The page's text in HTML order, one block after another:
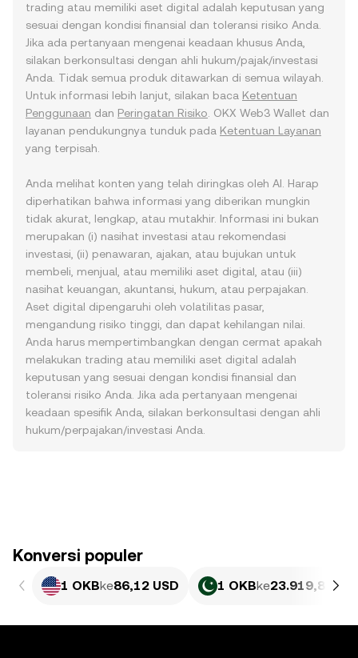
trading atau memiliki aset digital adalah keputusan yang
sesuai dengan kondisi finansial dan toleransi risiko Anda.
Jika ada pertanyaan mengenai keadaan khusus Anda,
silakan berkonsultasi dengan ahli hukum/pajak/investasi
Anda. Tidak semua produk ditawarkan di semua wilayah.
Untuk informasi lebih lanjut, silakan baca Ketentuan
Penggunaan dan Peringatan Risiko . OKX Web3 Wallet dan
layanan pendukungnya tunduk pada Ketentuan Layanan
yang terpisah.
Anda melihat konten yang telah diringkas oleh AI. Harap
diperhatikan bahwa informasi yang diberikan mungkin
tidak akurat, lengkap, atau mutakhir. Informasi ini bukan
merupakan (i) nasihat investasi atau rekomendasi
investasi, (ii) penawaran, ajakan, atau bujukan untuk
membeli, menjual, atau memiliki aset digital, atau (iii)
nasihat keuangan, akuntansi, hukum, atau perpajakan.
Aset digital dipengaruhi oleh volatilitas pasar,
mengandung risiko tinggi, dan dapat kehilangan nilai.
Anda harus mempertimbangkan dengan cermat apakah
melakukan trading atau memiliki aset digital adalah
keputusan yang sesuai dengan kondisi finansial dan
toleransi risiko Anda. Jika ada pertanyaan mengenai
keadaan spesifik Anda, silakan berkonsultasi dengan ahli
hukum/perpajakan/investasi Anda.
Konversi populer
1 OKBke86,12 USD 1 OKBke23.919,83